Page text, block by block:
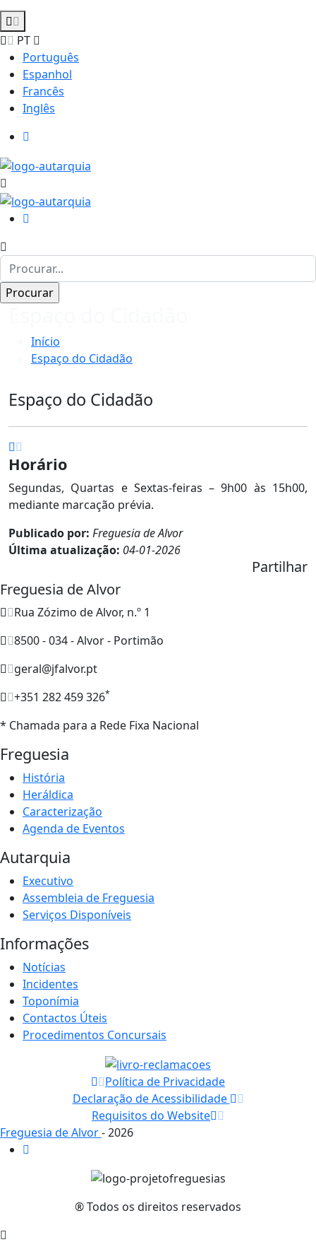
PT
Português
Espanhol
Francês
Inglês
Início
Espaço do Cidadão
Espaço do Cidadão
Horário
Segundas, Quartas e Sextas-feiras – 9h00 às 15h00,
mediante marcação prévia.
Publicado por: Freguesia de Alvor
Última atualização: 04-01-2026
Partilhar
Freguesia de Alvor
Rua Zózimo de Alvor, n.º 1
8500 - 034 - Alvor - Portimão
geral@jfalvor.pt
+351 282 459 326*
* Chamada para a Rede Fixa Nacional
Freguesia
História
Heráldica
Caracterização
Agenda de Eventos
Autarquia
Executivo
Assembleia de Freguesia
Serviços Disponíveis
Informações
Notícias
Incidentes
Toponímia
Contactos Úteis
Procedimentos Concursais
Política de Privacidade
Declaração de Acessibilidade
Requisitos do Website
Freguesia de Alvor- 2026
® Todos os direitos reservados